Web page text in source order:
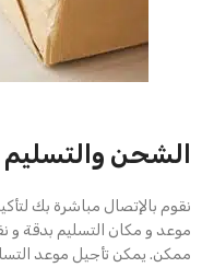
الشحن والتسليم
نقوم بالإتصال مباشرة بك
موعد و مكان التسليم بدقة و
ممكن. يمكن تأجيل موعد